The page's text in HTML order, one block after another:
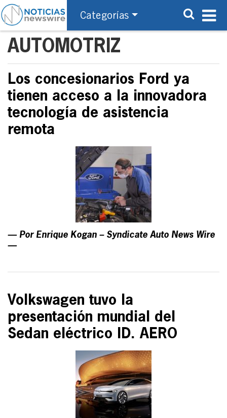
Categorías
AUTOMOTRIZ
Los concesionarios Ford ya
tienen acceso a la innovadora
tecnología de asistencia
remota
— Por Enrique Kogan – Syndicate Auto News Wire
—
Volkswagen tuvo la
presentación mundial del
Sedan eléctrico ID. AERO